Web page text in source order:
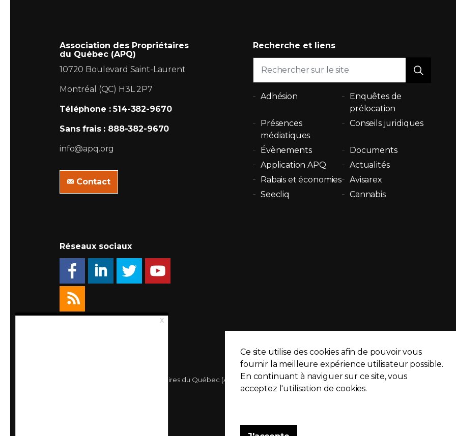
Association des Propriétaires
du Québec (APQ)
10720 Boulevard Saint-Laurent
Montréal (QC) H3L 2P7
Téléphone : 514-382-9670
Sans frais : 888-382-9670
info@apq.org
Contact
Recherche et liens
Adhésion
Enquêtes de
prélocation
Présences
médiatiques
Conseils juridiques
Évènements
Documents
Application APQ
Actualités
Rabais et économies
Avisarex
Seecliq
Cannabis
Réseaux sociaux
© 2026 Association des Propriétaires du Québec (APQ) Politique de confidentialité Plan du site
Ce site utilise des cookies afin de pouvoir vous
fournir la meilleure expérience utilisateur possible.
En continuant à naviguer sur ce site, vous
acceptez l'utilisation de cookies.